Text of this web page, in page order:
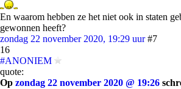
En waarom hebben ze het niet ook in staten
gewonnen heeft?
zondag 22 november 2020, 19:29 uur #7
16
#ANONIEM
quote:
Op zondag 22 november 2020 @ 19:26